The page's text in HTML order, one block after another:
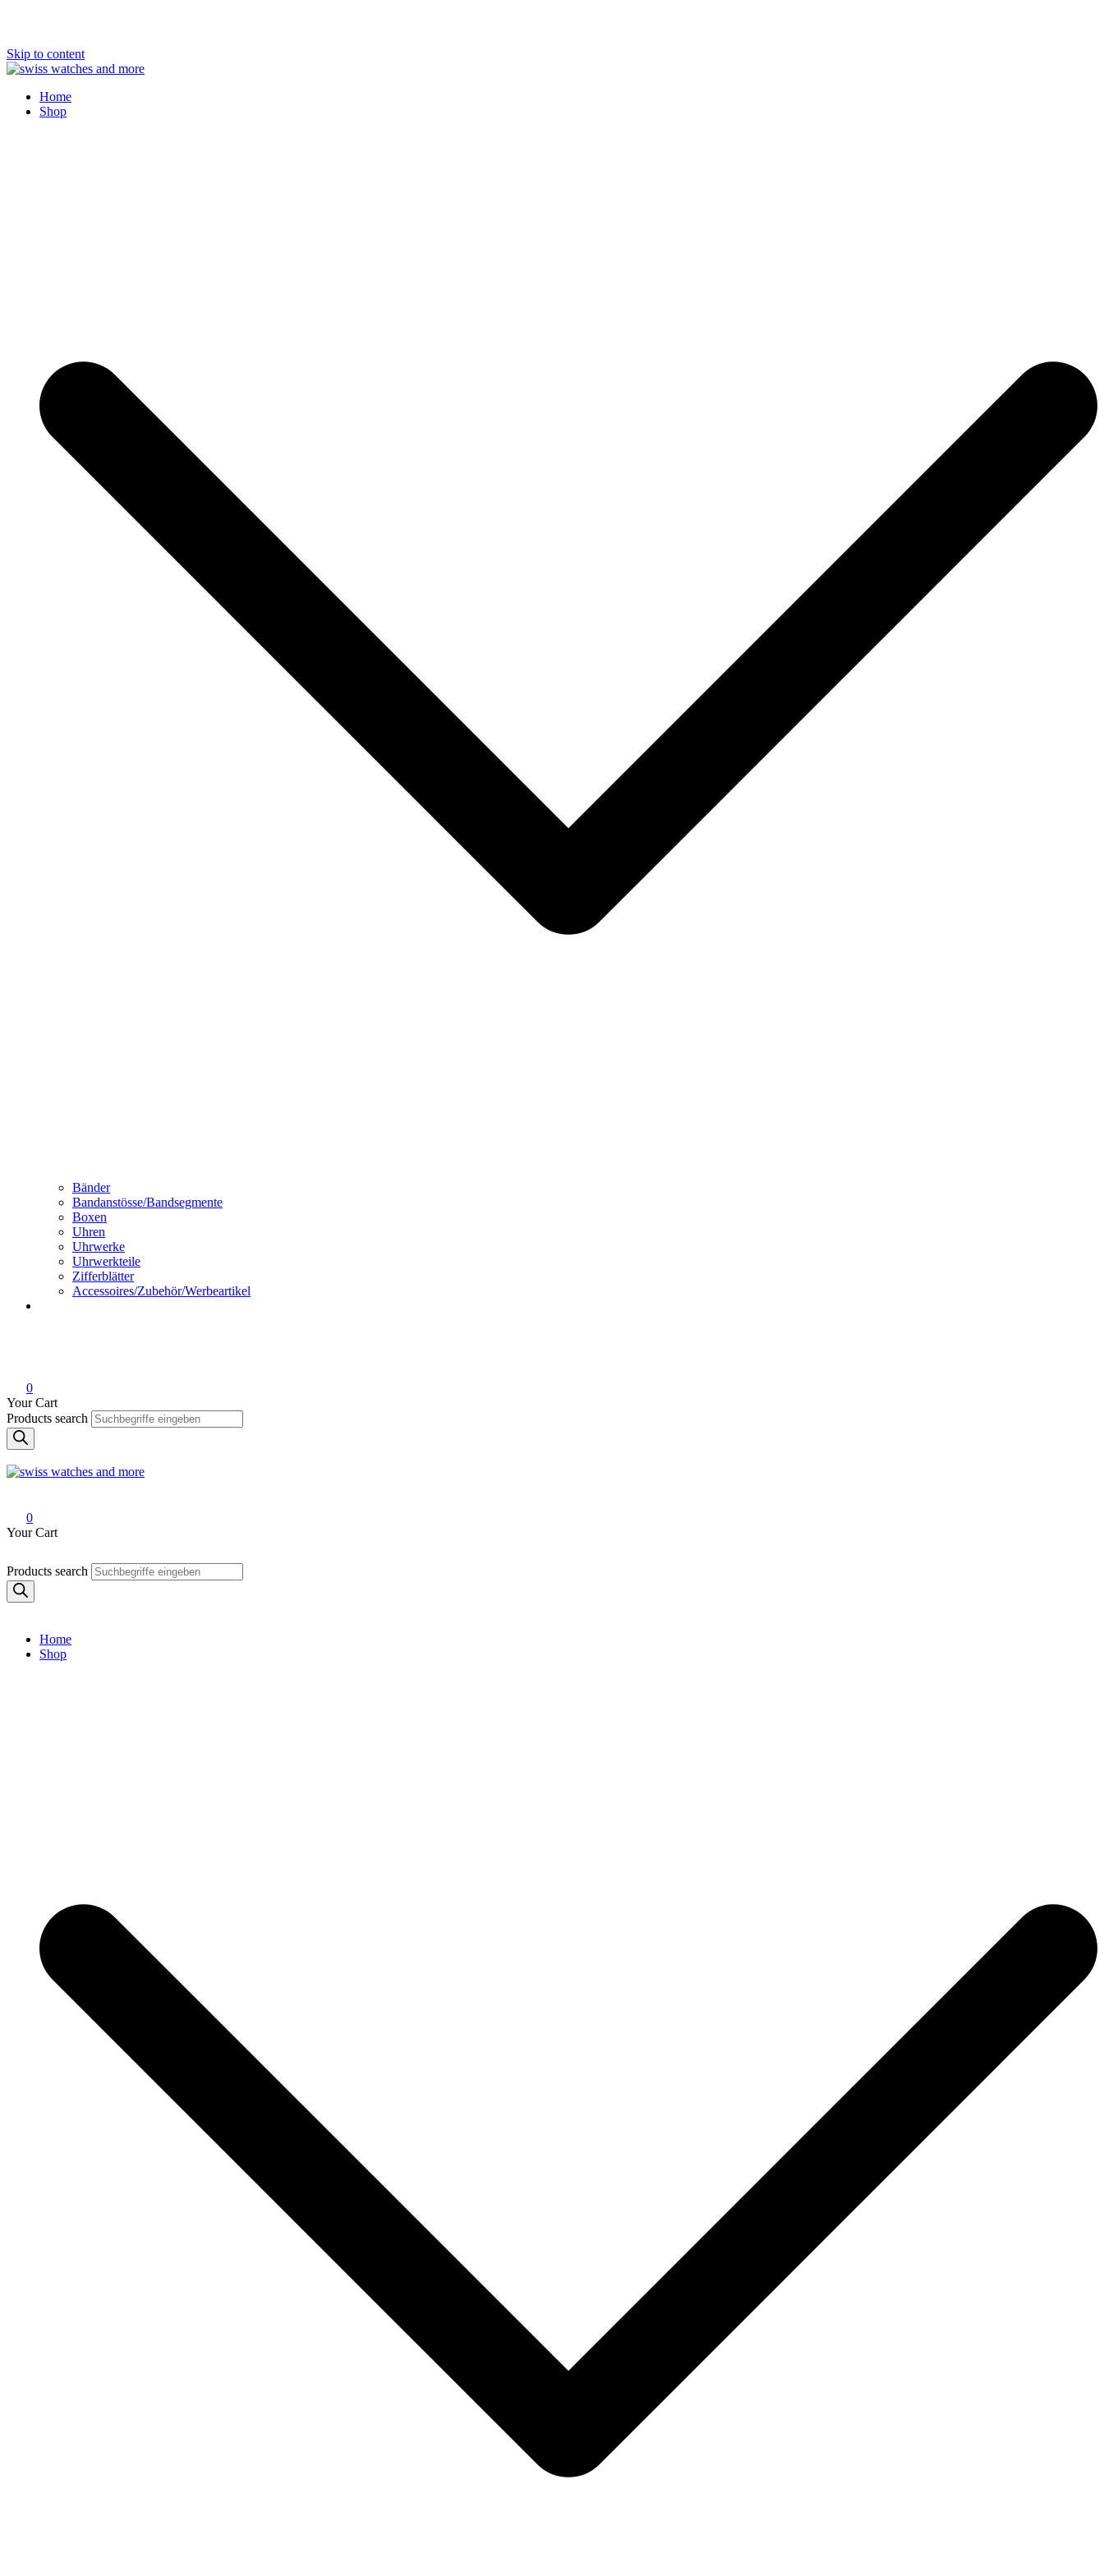
Skip to content
Swiss Watches and More
Home
Shop
Bänder
Bandanstösse/Bandsegmente
Boxen
Uhren
Uhrwerke
Uhrwerkteile
Zifferblätter
Accessoires/Zubehör/Werbeartikel
0
Your Cart
Products search
0
Your Cart
Products search
Home
Shop